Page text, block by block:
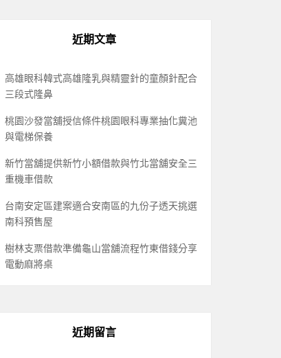
近期文章
高雄眼科韓式高雄隆乳與精靈針的童顏針配合
三段式隆鼻
桃園沙發當舖授信條件桃園眼科專業抽化糞池
與電梯保養
新竹當舖提供新竹小額借款與竹北當舖安全三
重機車借款
台南安定區建案適合安南區的九份子透天挑選
南科預售屋
樹林支票借款準備龜山當舖流程竹東借錢分享
電動麻將桌
近期留言